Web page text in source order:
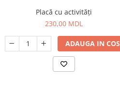
Placă cu activități
230,00 MDL
ADAUGA IN COS